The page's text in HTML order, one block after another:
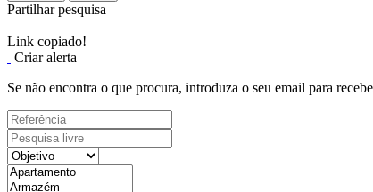
Partilhar pesquisa
Link copiado!
Criar alerta
Se não encontra o que procura, introduza o seu email para